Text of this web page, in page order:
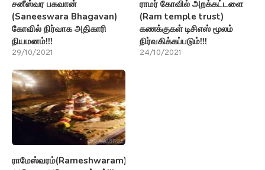
சனீஸ்வர பகவான்
(Saneeswara Bhagavan)
கோவில் நிர்வாக அதிகாரி
நியமனம்!!!
29/10/2021
ராமர் கோவில் அறக்கட்டளை
(Ram temple trust)
கணக்குகள் டிசிஎஸ் மூலம்
நிர்வகிக்கப்படும்!!!
24/10/2021
ராமேஸ்வரம்(Rameshwaram)பற்றி